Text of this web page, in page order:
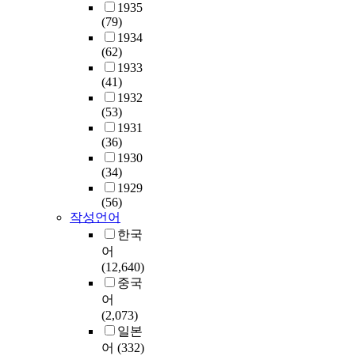
1935
(79)
1934
(62)
1933
(41)
1932
(53)
1931
(36)
1930
(34)
1929
(56)
작성언어
한국
어
(12,640)
중국
어
(2,073)
일본
어 (332)